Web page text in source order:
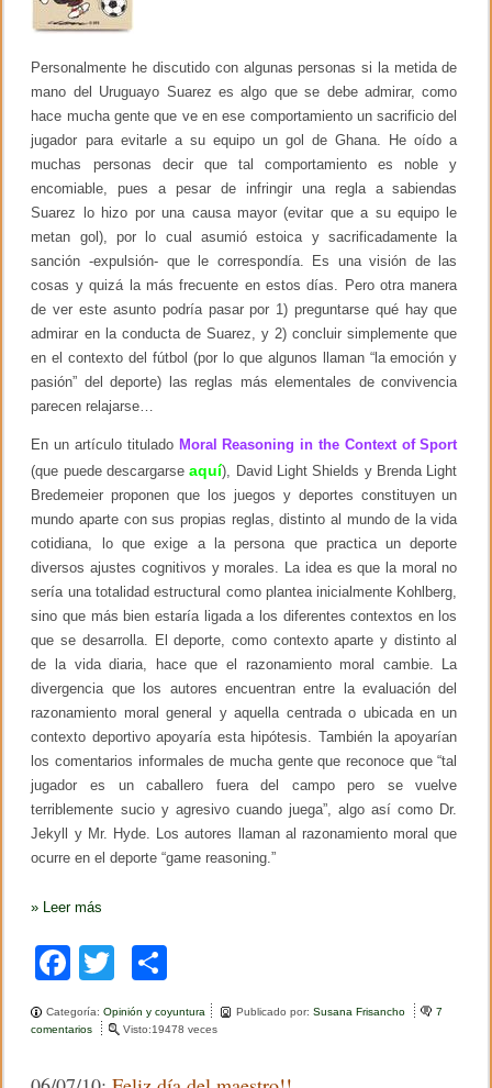
Personalmente he discutido con algunas personas si la metida de
mano del Uruguayo Suarez es algo que se debe admirar, como
hace mucha gente que ve en ese comportamiento un sacrificio del
jugador para evitarle a su equipo un gol de Ghana. He oído a
muchas personas decir que tal comportamiento es noble y
encomiable, pues a pesar de infringir una regla a sabiendas
Suarez lo hizo por una causa mayor (evitar que a su equipo le
metan gol), por lo cual asumió estoica y sacrificadamente la
sanción -expulsión- que le correspondía. Es una visión de las
cosas y quizá la más frecuente en estos días. Pero otra manera
de ver este asunto podría pasar por 1) preguntarse qué hay que
admirar en la conducta de Suarez, y 2) concluir simplemente que
en el contexto del fútbol (por lo que algunos llaman “la emoción y
pasión” del deporte) las reglas más elementales de convivencia
parecen relajarse…
En un artículo titulado Moral Reasoning in the Context of Sport
(que puede descargarseaquí), David Light Shields y Brenda Light
Bredemeier proponen que los juegos y deportes constituyen un
mundo aparte con sus propias reglas, distinto al mundo de la vida
cotidiana, lo que exige a la persona que practica un deporte
diversos ajustes cognitivos y morales. La idea es que la moral no
sería una totalidad estructural como plantea inicialmente Kohlberg,
sino que más bien estaría ligada a los diferentes contextos en los
que se desarrolla. El deporte, como contexto aparte y distinto al
de la vida diaria, hace que el razonamiento moral cambie. La
divergencia que los autores encuentran entre la evaluación del
razonamiento moral general y aquella centrada o ubicada en un
contexto deportivo apoyaría esta hipótesis. También la apoyarían
los comentarios informales de mucha gente que reconoce que “tal
jugador es un caballero fuera del campo pero se vuelve
terriblemente sucio y agresivo cuando juega”, algo así como Dr.
Jekyll y Mr. Hyde. Los autores llaman al razonamiento moral que
ocurre en el deporte “game reasoning.”
» Leer más
F
a
c
wi
tt
m
Categoría:Opinión y coyuntura Publicado por:Susana Frisancho
7
comentarios
e
Visto:19478 veces